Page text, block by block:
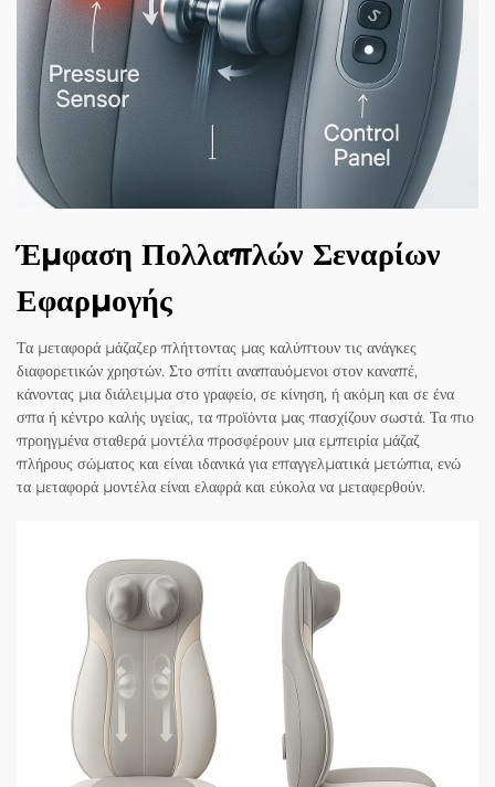
Έμφαση Πολλαπλών Σεναρίων
Εφαρμογής
Τα μεταφορά μάζαζερ πλήττοντας μας καλύπτουν τις ανάγκες
διαφορετικών χρηστών. Στο σπίτι αναπαυόμενοι στον καναπέ,
κάνοντας μια διάλειμμα στο γραφείο, σε κίνηση, ή ακόμη και σε ένα
σπα ή κέντρο καλής υγείας, τα προϊόντα μας πασχίζουν σωστά. Τα πιο
προηγμένα σταθερά μοντέλα προσφέρουν μια εμπειρία μάζαζ
πλήρους σώματος και είναι ιδανικά για επαγγελματικά μετώπια, ενώ
τα μεταφορά μοντέλα είναι ελαφρά και εύκολα να μεταφερθούν.